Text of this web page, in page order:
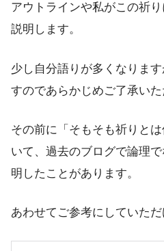
アウトラインや私がこの祈
説明します。
少し自分語りが多くなりま
すのであらかじめご了承いた
その前に「そもそも祈りと
いて、過去のブログで論理
明したことがあります。
あわせてご参考にしていただ